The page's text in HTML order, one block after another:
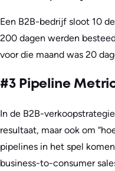
Een B2B-bedrijf sloot 10
200 dagen werden
voor die maand was 20
#3 Pipeline
In de B2B-
resultaat, maar ook om
pipelines in het spel
business-to-consumer